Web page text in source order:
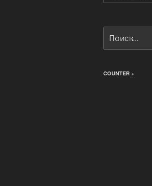
COUNTER +